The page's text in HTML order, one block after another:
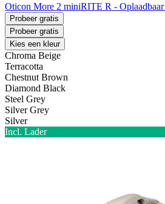
Oticon More 2 miniRITE R - Oplaadbaar
Probeer gratis
Probeer gratis
Kies een kleur
Chroma Beige
Terracotta
Chestnut Brown
Diamond Black
Steel Grey
Silver Grey
Silver
Incl. Lader